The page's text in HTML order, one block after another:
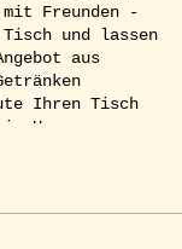
Freunden -
und lassen
aus
Ihren Tisch
Herzen von